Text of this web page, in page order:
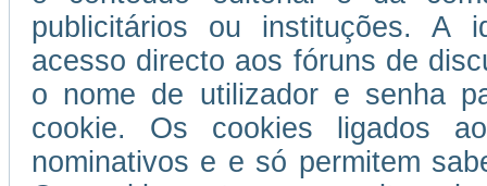
publicitários ou instituções. A
acesso directo aos fóruns de
o nome de utilizador e senha
cookie. Os cookies ligados
nominativos e e só permitem